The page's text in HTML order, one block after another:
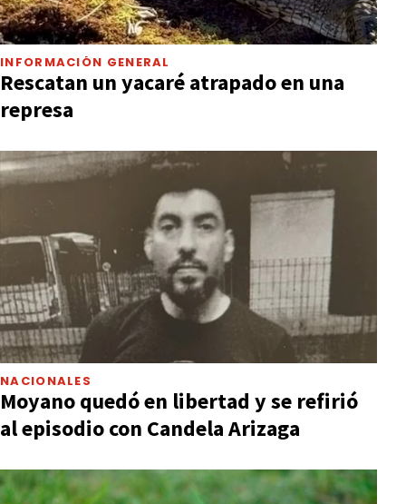
INFORMACIÓN GENERAL
Rescatan un yacaré atrapado en una
represa
NACIONALES
Moyano quedó en libertad y se refirió
al episodio con Candela Arizaga